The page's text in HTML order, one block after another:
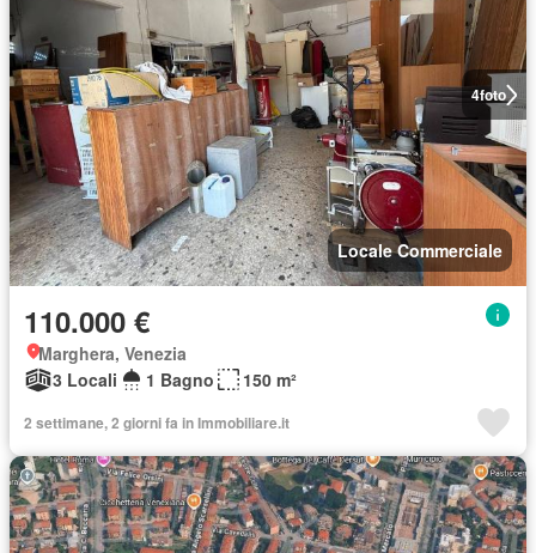
4foto
Locale Commerciale
110.000 €
Marghera, Venezia
3 Locali
1 Bagno 150 m²
2 settimane, 2 giorni fa in Immobiliare.it